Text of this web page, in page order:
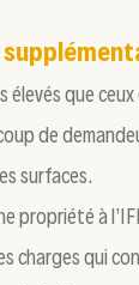
que ceux
de
surfaces.
propriété à
charges qui